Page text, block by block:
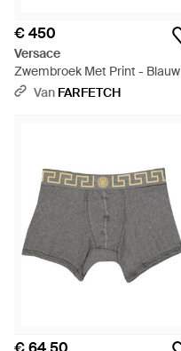
€ 450
Versace
Zwembroek Met Print - Blauw
Van FARFETCH